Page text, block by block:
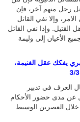
رجل منهم آخر، فإن
وإلا نفي القاتل
وإذا نفي القاتل
الأعيان إلى وليمة
يفكك عقل الغنيمة،
العرف في تدبير
عن مدى حضور الأحكام
العصرين الوسيط